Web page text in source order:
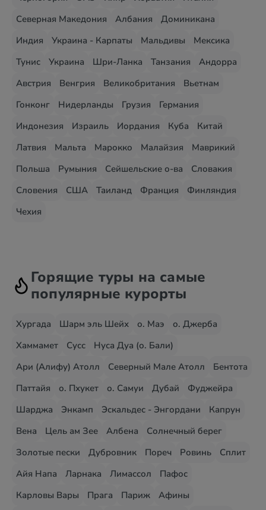
Северная Македония
Албания
Доминикана
Индия
Украина - Карпаты Мальдивы
Мексика
Тунис
Украина Шри-Ланка Танзания
Андорра
Австрия
Венгрия Великобритания
Вьетнам
Гонконг
Нидерланды Грузия
Германия
Индонезия
Израиль Иордания Куба
Китай
Латвия
Мальта Марокко Малайзия
Маврикий
Польша
Румыния Сейшельские о-ва
Словакия
Словения
США Таиланд Франция
Финляндия
Чехия
Горящие туры на самые
популярные курорты
Хургада Шарм эль Шейх о. Маэ
о. Джерба
Хаммамет
Сусс
Нуса Дуа (о. Бали)
Ари (Алифу) Атолл
Северный Мале Атолл
Бентота
Паттайя
о. Пхукет о. Самуи Дубай
Фуджейра
Шарджа
Энкамп Эскальдес - Энгордани
Капрун
Вена
Цель ам Зее Албена
Солнечный берег
Золотые пески
Дубровник Пореч Ровинь
Сплит
Айя Напа
Ларнака Лимассол
Пафос
Карловы Вары
Прага Париж
Афины